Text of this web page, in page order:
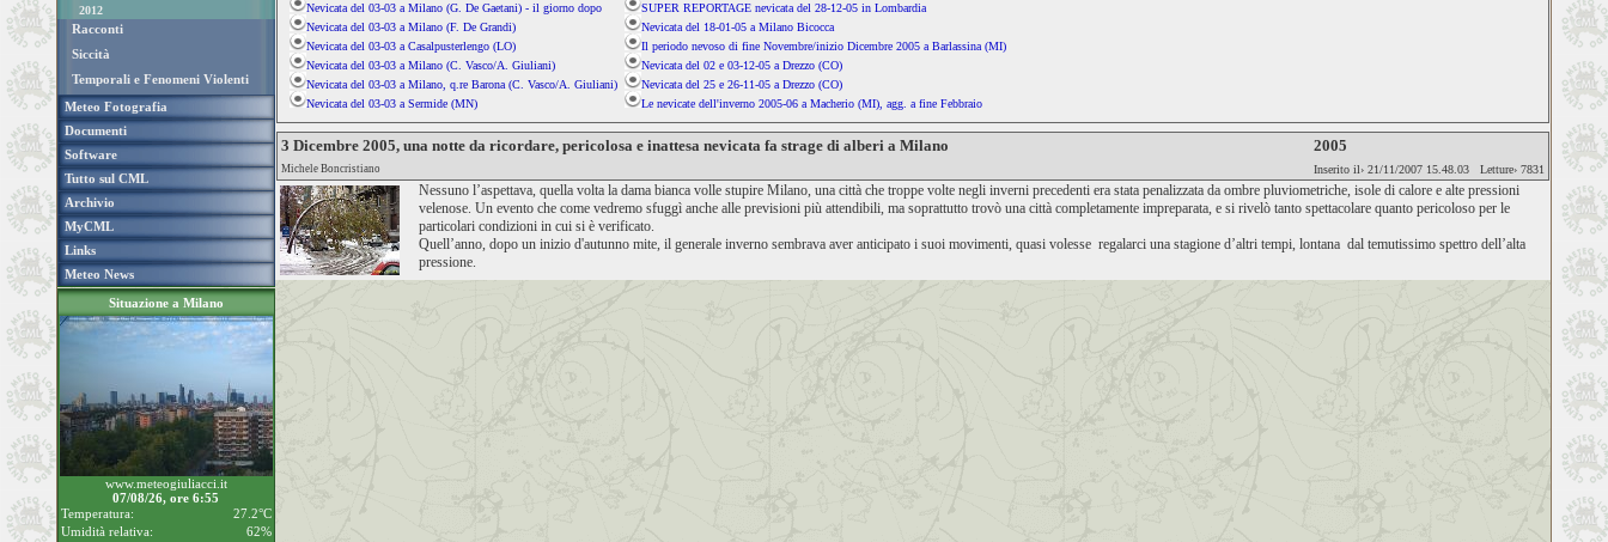
2012
Racconti
Siccità
Temporali e Fenomeni Violenti
Meteo Fotografia
Documenti
Software
Tutto sul CML
Archivio
MyCML
Links
Meteo News
Situazione a Milano
www.meteogiuliacci.it
07/08/26, ore 6:55
Temperatura:
27.2°C
Umidità relativa:
62%
Nevicata del 03-03 a Milano (G. De Gaetani) - il giorno dopo
Nevicata del 03-03 a Milano (F. De Grandi)
Nevicata del 03-03 a Casalpusterlengo (LO)
Nevicata del 03-03 a Milano (C. Vasco/A. Giuliani)
Nevicata del 03-03 a Milano, q.re Barona (C. Vasco/A. Giuliani)
Nevicata del 03-03 a Sermide (MN)
SUPER REPORTAGE nevicata del 28-12-05 in Lombardia
Nevicata del 18-01-05 a Milano Bicocca
Il periodo nevoso di fine Novembre/inizio Dicembre 2005 a Barlassina (MI)
Nevicata del 02 e 03-12-05 a Drezzo (CO)
Nevicata del 25 e 26-11-05 a Drezzo (CO)
Le nevicate dell'inverno 2005-06 a Macherio (MI), agg. a fine Febbraio
3 Dicembre 2005, una notte da ricordare, pericolosa e inattesa nevicata fa strage di alberi a Milano 2005
Michele Boncristiano Inserito il› 21/11/2007 15.48.03 Letture› 7831
Nessuno l’aspettava, quella volta la dama bianca volle stupire Milano, una città che troppe volte negli inverni precedenti era stata penalizzata da ombre pluviometriche, isole di calore e alte pressioni
velenose. Un evento che come vedremo sfuggì anche alle previsioni più attendibili, ma soprattutto trovò una città completamente impreparata, e si rivelò tanto spettacolare quanto pericoloso per le
particolari condizioni in cui si è verificato.
Quell’anno, dopo un inizio d'autunno mite, il generale inverno sembrava aver anticipato i suoi movimenti, quasi volesse regalarci una stagione d’altri tempi, lontana dal temutissimo spettro dell’alta
pressione.